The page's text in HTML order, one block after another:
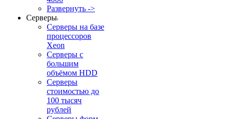
Развернуть ->
Серверы
Серверы на базе
процессоров
Xeon
Серверы с
большим
объёмом HDD
Серверы
стоимостью до
100 тысяч
рублей